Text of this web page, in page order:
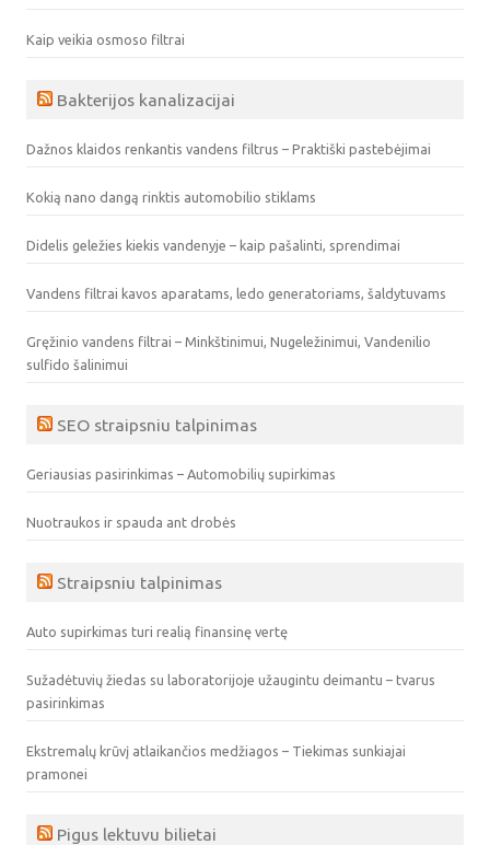
Kaip veikia osmoso filtrai
Bakterijos kanalizacijai
Dažnos klaidos renkantis vandens filtrus – Praktiški pastebėjimai
Kokią nano dangą rinktis automobilio stiklams
Didelis geležies kiekis vandenyje – kaip pašalinti, sprendimai
Vandens filtrai kavos aparatams, ledo generatoriams, šaldytuvams
Gręžinio vandens filtrai – Minkštinimui, Nugeležinimui, Vandenilio
sulfido šalinimui
SEO straipsniu talpinimas
Geriausias pasirinkimas – Automobilių supirkimas
Nuotraukos ir spauda ant drobės
Straipsniu talpinimas
Auto supirkimas turi realią finansinę vertę
Sužadėtuvių žiedas su laboratorijoje užaugintu deimantu – tvarus
pasirinkimas
Ekstremalų krūvį atlaikančios medžiagos – Tiekimas sunkiajai
pramonei
Pigus lektuvu bilietai